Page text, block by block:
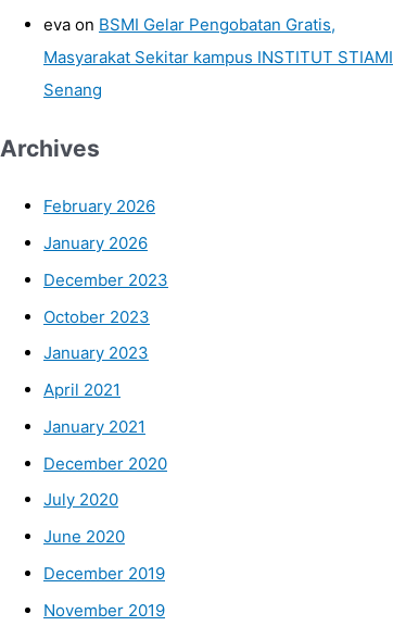
eva on BSMI Gelar Pengobatan Gratis,
Masyarakat Sekitar kampus INSTITUT STIAMI
Senang
Archives
February 2026
January 2026
December 2023
October 2023
January 2023
April 2021
January 2021
December 2020
July 2020
June 2020
December 2019
November 2019